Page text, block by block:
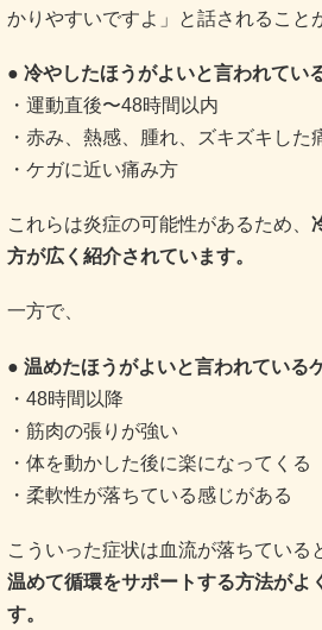
かりやすいですよ」と話されること
● 冷やしたほうがよいと言われてい
・運動直後〜48時間以内
・赤み、熱感、腫れ、ズキズキした
・ケガに近い痛み方
これらは炎症の可能性があるため、
方が広く紹介されています。
一方で、
● 温めたほうがよいと言われている
・48時間以降
・筋肉の張りが強い
・体を動かした後に楽になってくる
・柔軟性が落ちている感じがある
こういった症状は血流が落ちている
温めて循環をサポートする方法がよ
す。